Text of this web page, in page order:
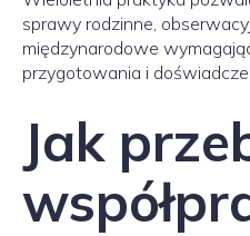
sprawy rodzinne,
międzynarodowe
przygotowania i
Jak